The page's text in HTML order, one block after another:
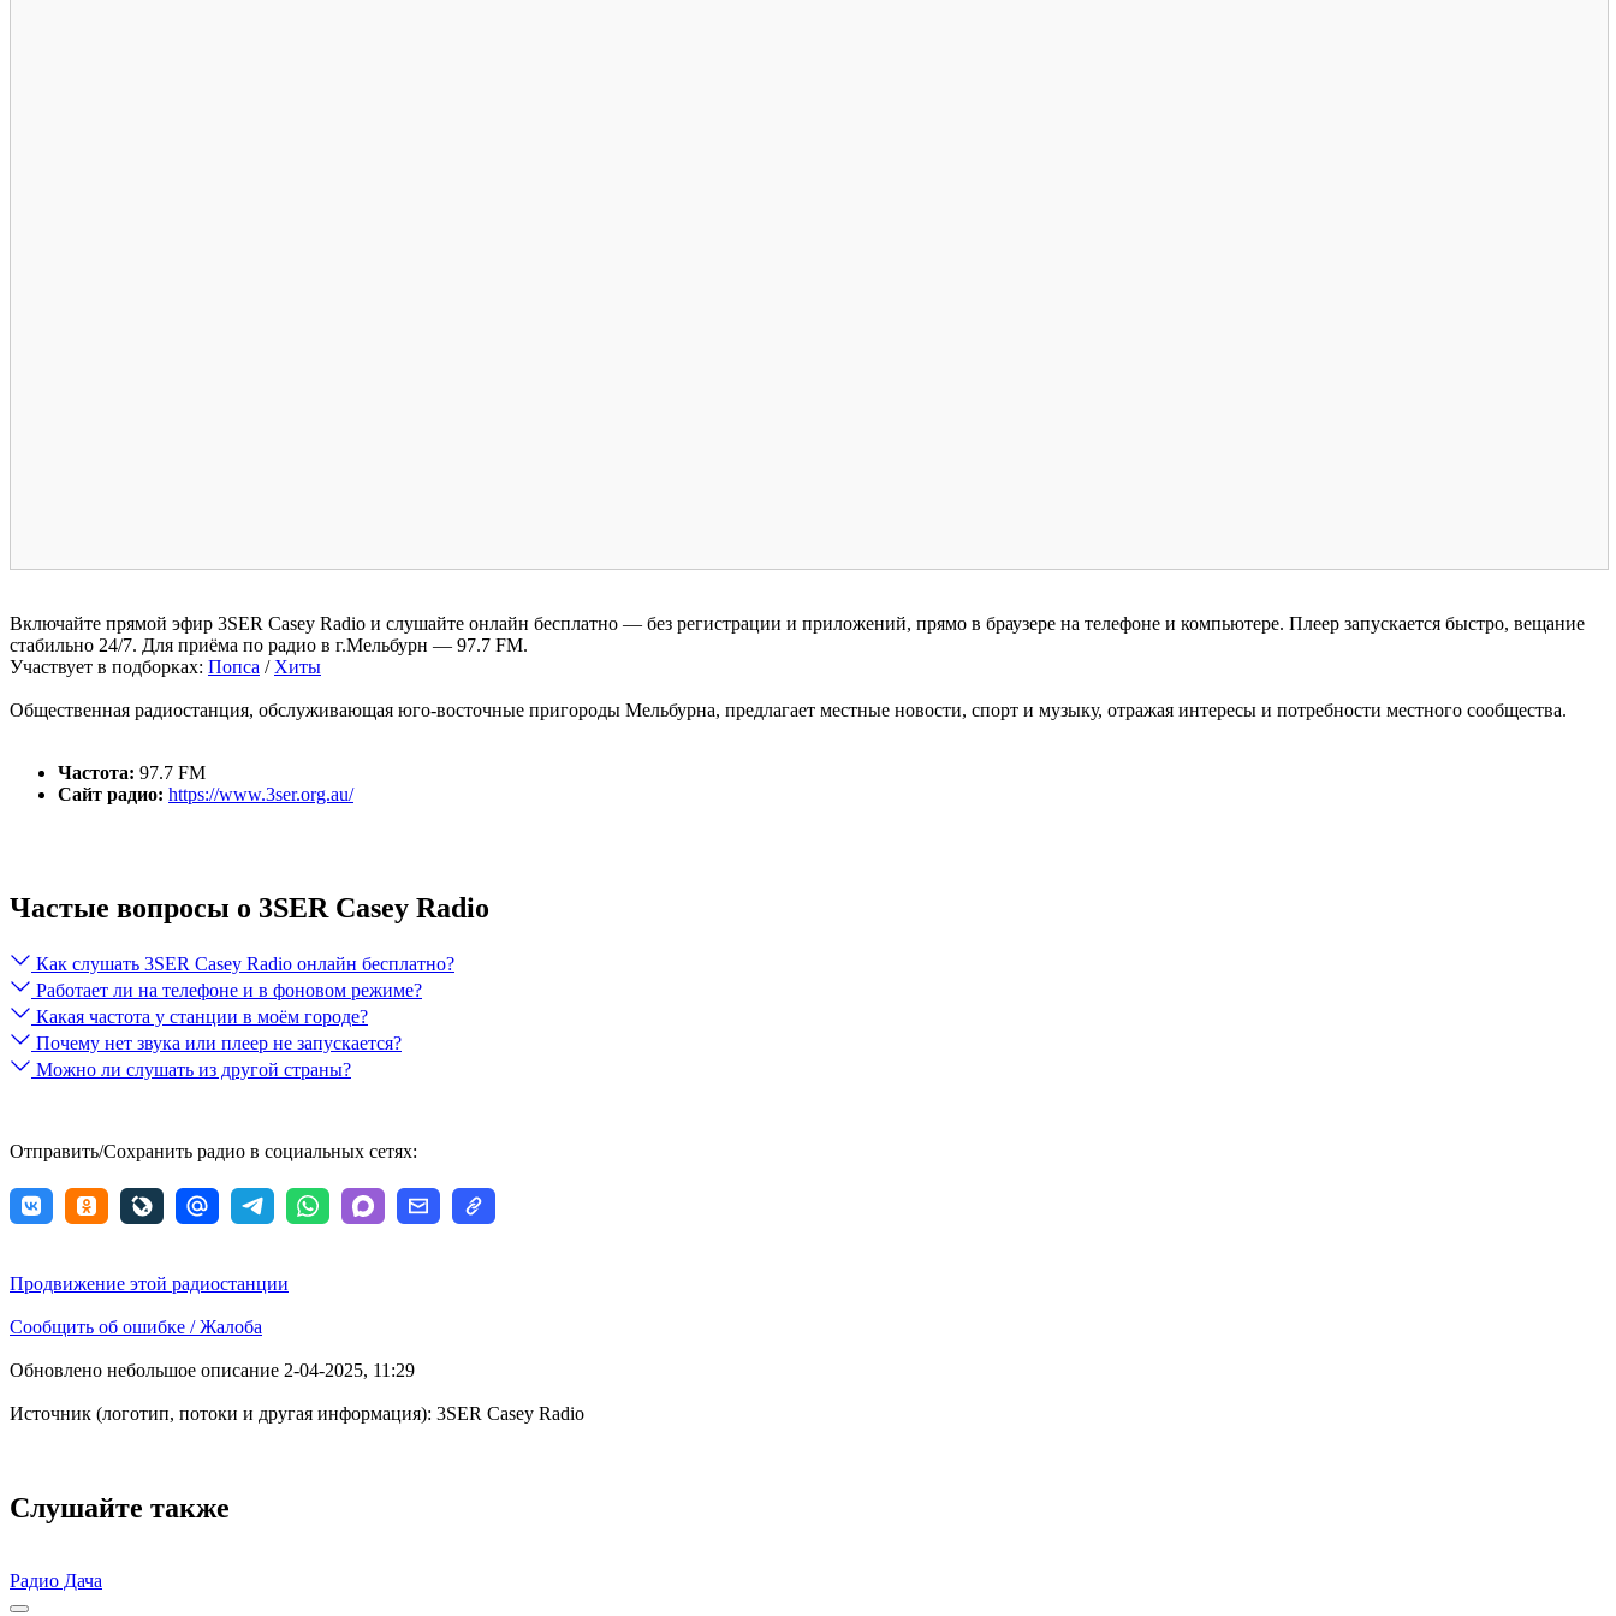
Включайте прямой эфир 3SER Casey Radio и слушайте онлайн бесплатно — без регистрации и приложений, прямо в браузере на телефоне и компьютере. Плеер запускается быстро, вещание
стабильно 24/7. Для приёма по радио в г.Мельбурн — 97.7 FM.
Участвует в подборках: Попса / Хиты
Общественная радиостанция, обслуживающая юго-восточные пригороды Мельбурна, предлагает местные новости, спорт и музыку, отражая интересы и потребности местного сообщества.
Частота: 97.7 FM
Сайт радио: https://www.3ser.org.au/
Частые вопросы о 3SER Casey Radio
Как слушать 3SER Casey Radio онлайн бесплатно?
Работает ли на телефоне и в фоновом режиме?
Какая частота у станции в моём городе?
Почему нет звука или плеер не запускается?
Можно ли слушать из другой страны?
Отправить/Сохранить радио в социальных сетях:
Продвижение этой радиостанции
Сообщить об ошибке / Жалоба
Обновлено небольшое описание 2-04-2025, 11:29
Источник (логотип, потоки и другая информация): 3SER Casey Radio
Слушайте также
Радио Дача